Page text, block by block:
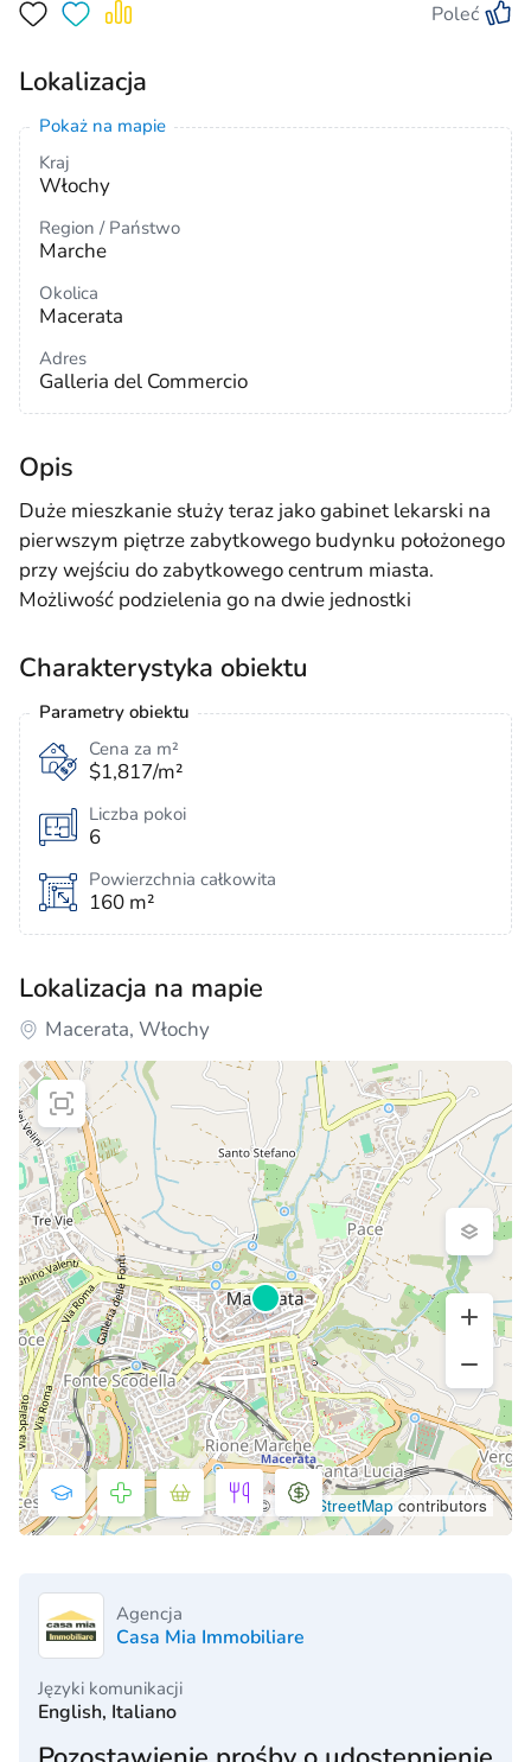
Poleć
Lokalizacja
Pokaż na mapie
Kraj
Włochy
Region / Państwo
Marche
Okolica
Macerata
Adres
Galleria del Commercio
Opis
Duże mieszkanie służy teraz jako gabinet lekarski na
pierwszym piętrze zabytkowego budynku położonego
przy wejściu do zabytkowego centrum miasta.
Możliwość podzielenia go na dwie jednostki
Charakterystyka obiektu
Parametry obiektu
Cena za m²
$1,817/m²
Liczba pokoi
6
Powierzchnia całkowita
160 m²
Lokalizacja na mapie
Macerata, Włochy
© OpenStreetMap contributors
Agencja
Casa Mia Immobiliare
Języki komunikacji
English, Italiano